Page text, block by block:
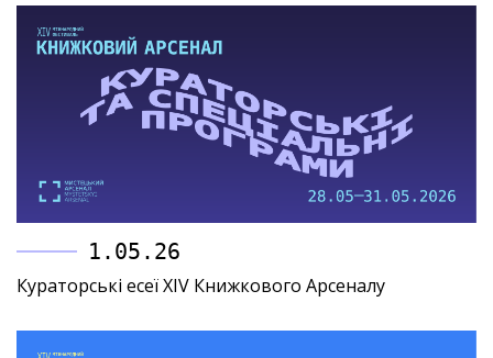
1.05.26
Кураторські есеї XIV Книжкового Арсеналу